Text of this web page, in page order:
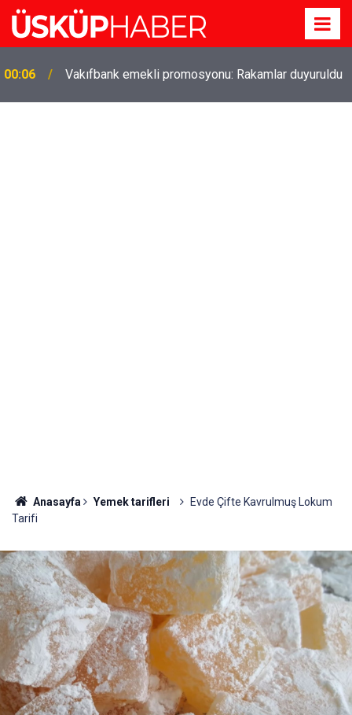
19:21
Gözde oldu! Hem köy hem mahalle hayatı iç içe!
İzmir'deki doğal semt
Anasayfa Yemek tarifleri
Evde Çifte Kavrulmuş Lokum
Tarifi